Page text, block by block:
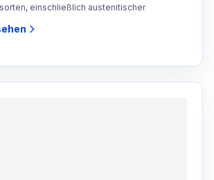
einschließlich austenitischer